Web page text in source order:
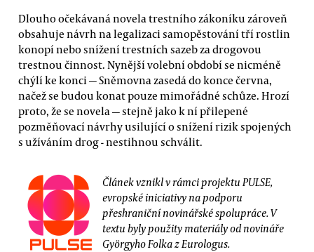
Dlouho očekávaná novela trestního zákoníku zároveň
obsahuje návrh na legalizaci samopěstování tří rostlin
konopí nebo snížení trestních sazeb za drogovou
trestnou činnost. Nynější volební období se nicméně
chýlí ke konci — Sněmovna zasedá do konce června,
načež se budou konat pouze mimořádné schůze. Hrozí
proto, že se novela — stejně jako k ní přilepené
pozměňovací návrhy usilující o snížení rizik spojených
s užíváním drog - nestihnou schválit.
Článek vznikl v rámci projektu PULSE,
evropské iniciativy na podporu
přeshraniční novinářské spolupráce. V
textu byly použity materiály od novináře
Györgyho Folka z Eurologus.